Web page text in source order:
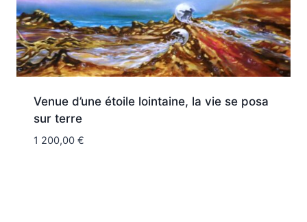
Venue d’une étoile lointaine, la vie se posa
sur terre
1 200,00 €